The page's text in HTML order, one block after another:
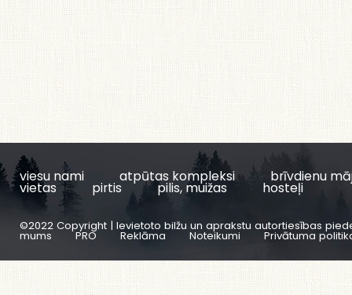
viesu nami atpūtas kompleksi brīvdienu
vietas pirtis pilis, muižas hosteļi
©2022 Copyright | Ievietoto bilžu un aprakstu autortiesības
mums PRO Reklāma Noteikumi Privātuma